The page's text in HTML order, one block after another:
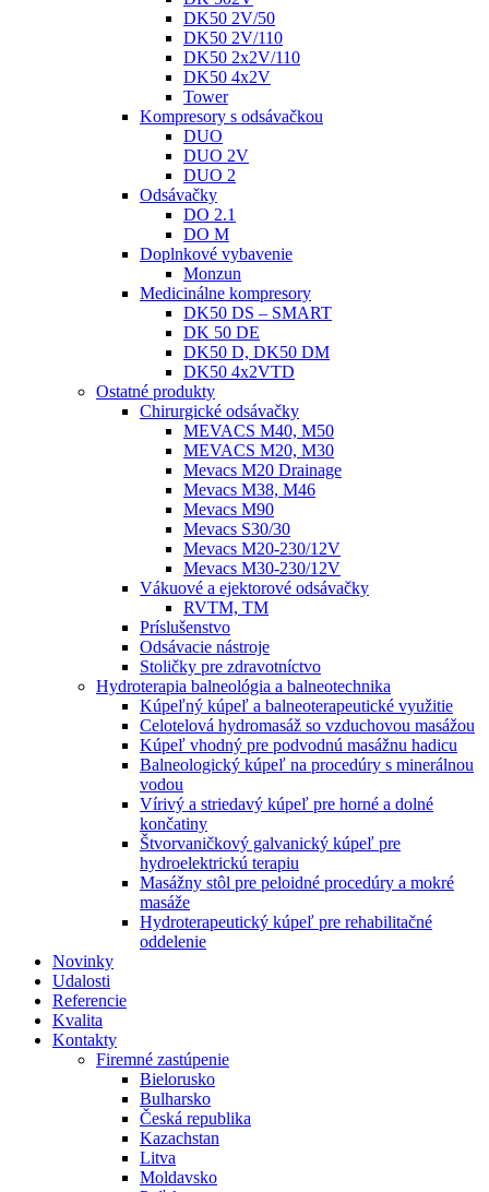
DK50 2V/50
DK50 2V/110
DK50 2x2V/110
DK50 4x2V
Tower
Kompresory s odsávačkou
DUO
DUO 2V
DUO 2
Odsávačky
DO 2.1
DO M
Doplnkové vybavenie
Monzun
Medicinálne kompresory
DK50 DS – SMART
DK 50 DE
DK50 D, DK50 DM
DK50 4x2VTD
Ostatné produkty
Chirurgické odsávačky
MEVACS M40, M50
MEVACS M20, M30
Mevacs M20 Drainage
Mevacs M38, M46
Mevacs M90
Mevacs S30/30
Mevacs M20-230/12V
Mevacs M30-230/12V
Vákuové a ejektorové odsávačky
RVTM, TM
Príslušenstvo
Odsávacie nástroje
Stoličky pre zdravotníctvo
Hydroterapia balneológia a balneotechnika
Kúpeľný kúpeľ a balneoterapeutické využitie
Celotelová hydromasáž so vzduchovou masážou
Kúpeľ vhodný pre podvodnú masážnu hadicu
Balneologický kúpeľ na procedúry s minerálnou
vodou
Vírivý a striedavý kúpeľ pre horné a dolné
končatiny
Štvorvaničkový galvanický kúpeľ pre
hydroelektrickú terapiu
Masážny stôl pre peloidné procedúry a mokré
masáže
Hydroterapeutický kúpeľ pre rehabilitačné
oddelenie
Novinky
Udalosti
Referencie
Kvalita
Kontakty
Firemné zastúpenie
Bielorusko
Bulharsko
Česká republika
Kazachstan
Litva
Moldavsko